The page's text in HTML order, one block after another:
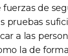
fuerzas de
pruebas
a las
la de